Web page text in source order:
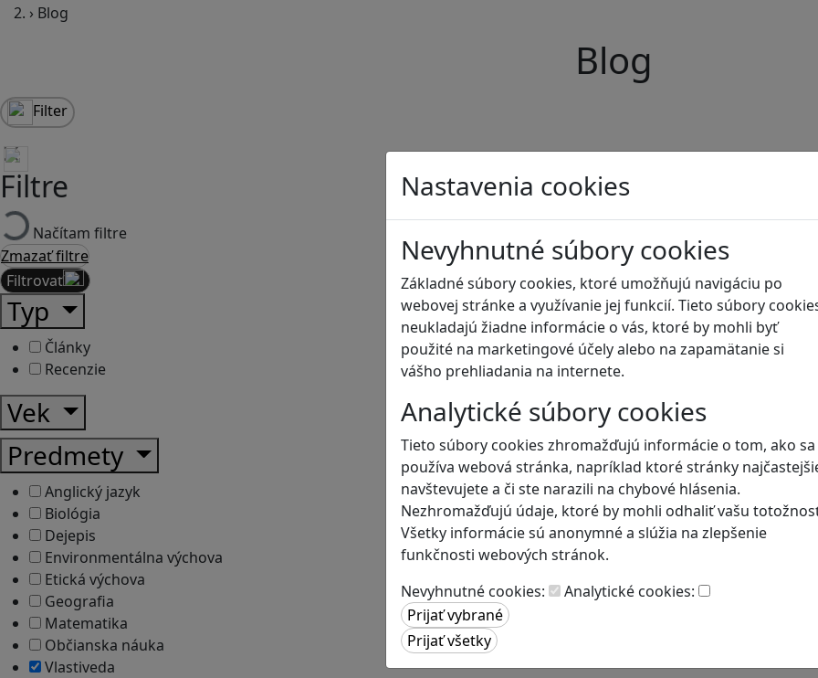
Nastavenia cookies
Nevyhnutné súbory cookies
Základné súbory cookies, ktoré umožňujú navigáciu po
webovej stránke a využívanie jej funkcií. Tieto súbory
neukladajú žiadne informácie o vás, ktoré by mohli byť
použité na marketingové účely alebo na zapamätanie si
vášho prehliadania na internete.
Analytické súbory cookies
Tieto súbory cookies zhromažďujú informácie o tom, ako sa
používa webová stránka, napríklad ktoré stránky
navštevujete a či ste narazili na chybové hlásenia.
Nezhromažďujú údaje, ktoré by mohli odhaliť vašu
Všetky informácie sú anonymné a slúžia na zlepšenie
funkčnosti webových stránok.
Nevyhnutné cookies:
Analytické cookies:
› Blog
Blog
Filter
Filtre
Načítam filtre
Zmazať filtre
Filtrovať
Typ
Články
Recenzie
Vek
Predmety
Anglický jazyk
Biológia
Dejepis
Environmentálna výchova
Etická výchova
Geografia
Matematika
Občianska náuka
Vlastiveda